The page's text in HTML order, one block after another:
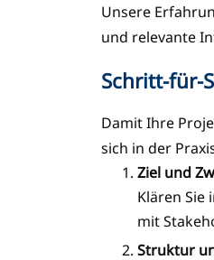
Unsere
und relevante
Schritt-für-
Damit Ihre
sich in der
Ziel und
Klären
mit
Struktur